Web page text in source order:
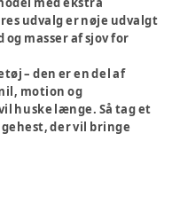
udvalg er nøje udvalgt
masser af sjov for
– den er en del af
motion og
huske længe. Så tag et
der vil bringe